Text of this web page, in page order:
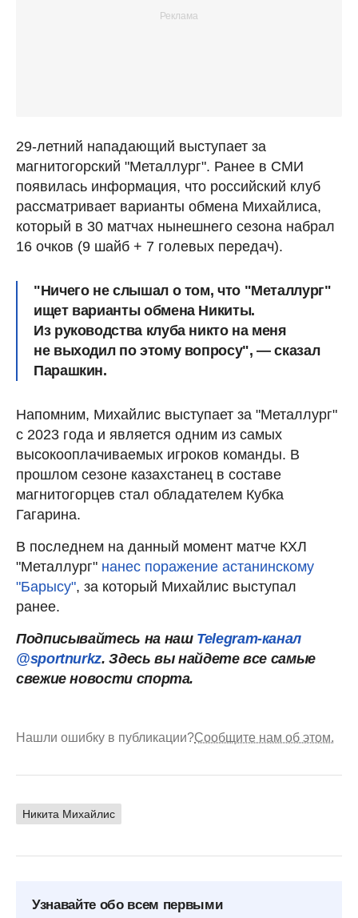
29-летний нападающий выступает за
магнитогорский "Металлург". Ранее в СМИ
появилась информация, что российский клуб
рассматривает варианты обмена Михайлиса,
который в 30 матчах нынешнего сезона набрал
16 очков (9 шайб + 7 голевых передач).
"Ничего не слышал о том, что "Металлург"
ищет варианты обмена Никиты.
Из руководства клуба никто на меня
не выходил по этому вопросу", — сказал
Парашкин.
Напомним, Михайлис выступает за "Металлург"
с 2023 года и является одним из самых
высокооплачиваемых игроков команды. В
прошлом сезоне казахстанец в составе
магнитогорцев стал обладателем Кубка
Гагарина.
В последнем на данный момент матче КХЛ
"Металлург" нанес поражение астанинскому
"Барысу", за который Михайлис выступал
ранее.
Подписывайтесь на наш Telegram-канал
@sportnurkz. Здесь вы найдете все самые
свежие новости спорта.
Нашли ошибку в публикации?Сообщите нам об этом.
Никита Михайлис
Узнавайте обо всем первыми